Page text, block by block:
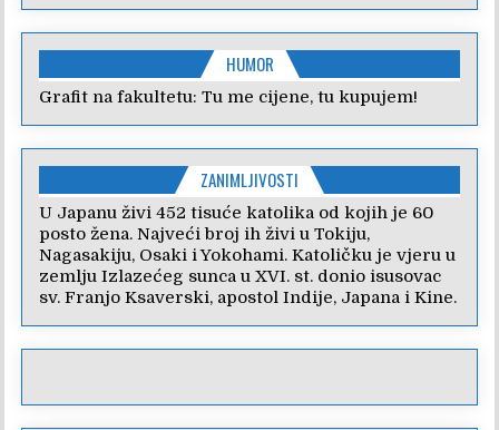
HUMOR
Grafit na fakultetu: Tu me cijene, tu kupujem!
ZANIMLJIVOSTI
U Japanu živi 452 tisuće katolika od kojih je 60
posto žena. Najveći broj ih živi u Tokiju,
Nagasakiju, Osaki i Yokohami. Katoličku je vjeru u
zemlju Izlazećeg sunca u XVI. st. donio isusovac
sv. Franjo Ksaverski, apostol Indije, Japana i Kine.